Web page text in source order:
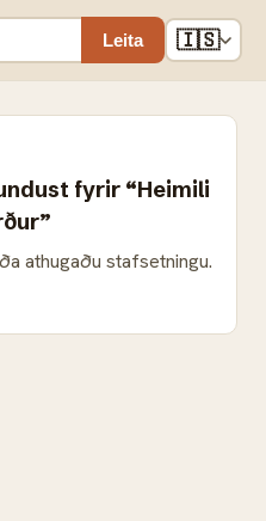
Leita 🇮🇸
fyrir “Heimili
athugaðu stafsetningu.